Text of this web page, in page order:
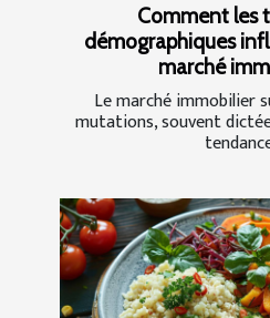
Comment les
démographiques
marché
Le marché immobilier
mutations, souvent